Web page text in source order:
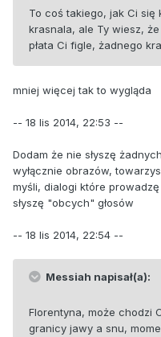
To coś takiego, jak Ci się
krasnala, ale Ty wiesz,
płata Ci figle, żadnego
mniej więcej tak to wygląda
-- 18 lis 2014, 22:53 --
Dodam że nie słyszę
wyłącznie obrazów,
myśli, dialogi które
słyszę "obcych" głosów
-- 18 lis 2014, 22:54 --
Messiah napisał(a):
Florentyna, może chodzi
granicy jawy a snu,